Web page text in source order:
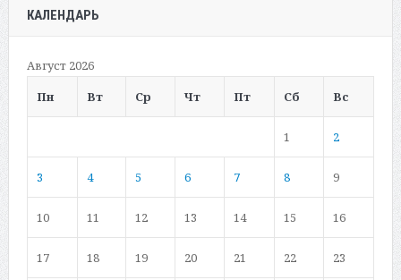
КАЛЕНДАРЬ
Август 2026
Пн
Вт Ср Чт Пт Сб Вс
1 2
3 4 5 6 7 8 9
10 11 12 13 14 15 16
17 18 19 20 21 22 23